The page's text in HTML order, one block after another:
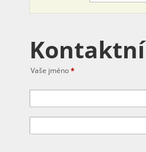
Vaše jméno*